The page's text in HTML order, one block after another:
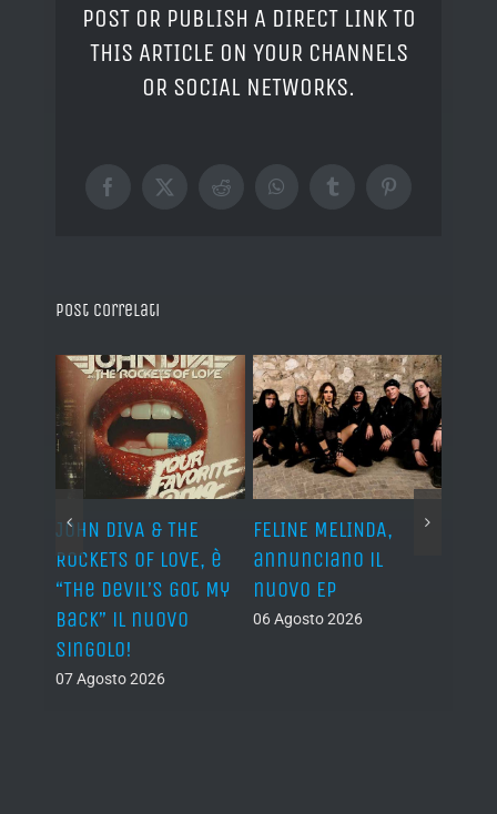
POST OR PUBLISH A DIRECT LINK TO
THIS ARTICLE ON YOUR CHANNELS
OR SOCIAL NETWORKS.
Facebook
X RedditWhatsAppTumblrPinterest
Post correlati
LOVE, è
Got My
FELINE MELINDA,
annunciano il
nuovo EP
06 Agosto 2026
BELPHEGOR, conclusi
i lavori per il 13°
disco atteso per il
2027